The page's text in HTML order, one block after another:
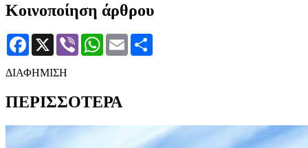
Κοινοποίηση άρθρου
Facebook
X Viber WhatsApp
Email
ΔΙΑΦΗΜΙΣΗ
ΠΕΡΙΣΣΟΤΕΡΑ